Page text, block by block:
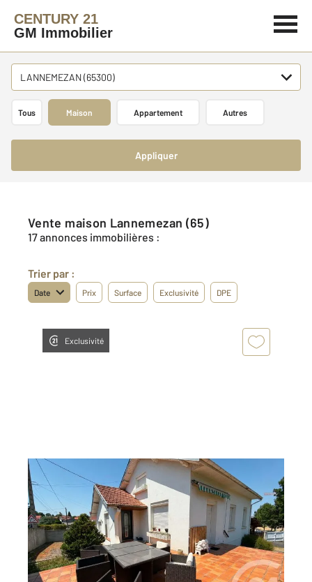
CENTURY 21
GM Immobilier
LANNEMEZAN (65300)
Tous Maison Appartement Autres
Appliquer
Vente maison Lannemezan (65)
17 annonces immobilières :
Trier par :
Date Prix Surface Exclusivité DPE
Exclusivité
LANNEMEZAN 65
157,49 m , 3 pièces
Ref : 18418
Maison à vendre
184 782 €
Visiter le site dédié